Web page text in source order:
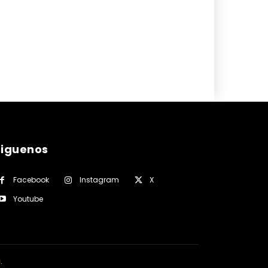
Facebook Instagram
X
Youtube
.